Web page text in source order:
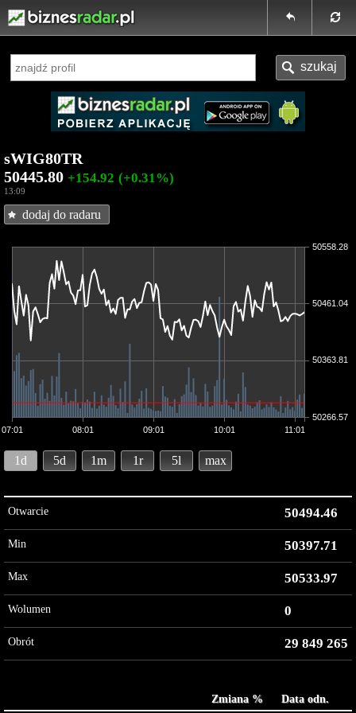
sWIG80TR
50445.80 +154.92 (+0.31%)
13:09
dodaj do radaru
07:01 08:01 09:01 10:01 11:01
50266.57
50363.81
50461.04
50558.28
1d 5d 1m 1r 5l max
Otwarcie 50494.46
Min 50397.71
Max 50533.97
Wolumen 0
Obrót 29 849 265
Zmiana % Data odn.